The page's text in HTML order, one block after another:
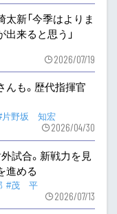
太新「今季はよりま
来ると思う」
2026/07/19
んも。歴代指揮官
片野坂 知宏
2026/04/30
試合。新戦力を見
進める
#茂 平
2026/07/13